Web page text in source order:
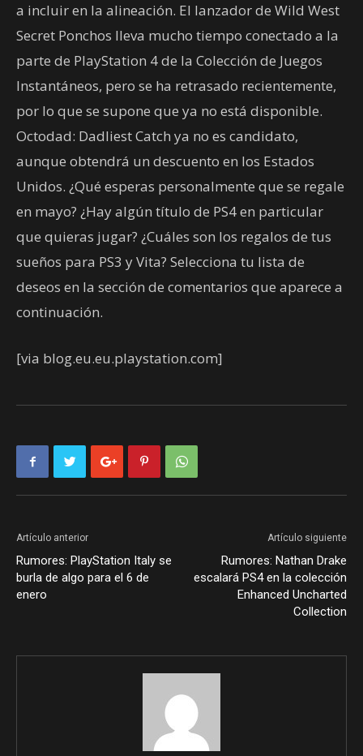
a incluir en la alineación. El lanzador de Wild West
Secret Ponchos lleva mucho tiempo conectado a la
parte de PlayStation 4 de la Colección de Juegos
Instantáneos, pero se ha retrasado recientemente,
por lo que se supone que ya no está disponible.
Octodad: Dadliest Catch ya no es candidato,
aunque obtendrá un descuento en los Estados
Unidos. ¿Qué esperas personalmente que se regale
en mayo? ¿Hay algún título de PS4 en particular
que quieras jugar? ¿Cuáles son los regalos de tus
sueños para PS3 y Vita? Selecciona tu lista de
deseos en la sección de comentarios que aparece a
continuación.
[via blog.eu.eu.playstation.com]
Artículo anterior
Rumores: PlayStation Italy se
burla de algo para el 6 de
enero
Artículo siguiente
Rumores: Nathan Drake
escalará PS4 en la colección
Enhanced Uncharted
Collection